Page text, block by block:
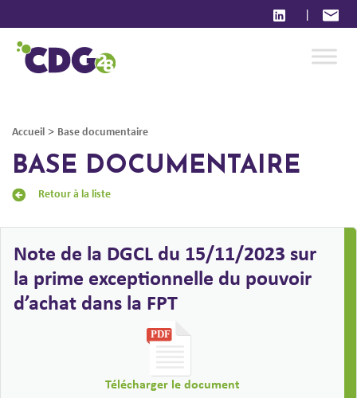
|
Accueil > Base documentaire
BASE DOCUMENTAIRE
Retour à la liste
Note de la DGCL du 15/11/2023 sur
la prime exceptionnelle du pouvoir
d’achat dans la FPT
Télécharger le document